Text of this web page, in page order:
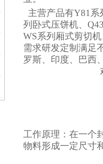
主营产品有Y81
列卧式压饼机、
WS系列厢式剪切
需求研发定制满足
罗斯、印度、巴西
工作原理： 在一个
物料形成一定尺寸